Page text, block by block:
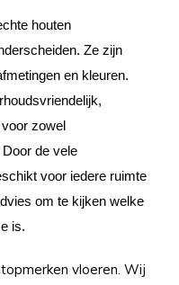
houten
Ze zijn
en kleuren.
zowel
de vele
voor iedere ruimte
om te kijken welke
is.
vloeren. Wij